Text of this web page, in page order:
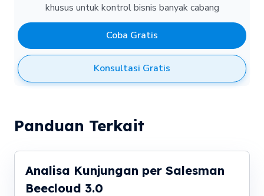
khusus untuk kontrol bisnis banyak cabang
Coba Gratis
Konsultasi Gratis
Panduan Terkait
Analisa Kunjungan per Salesman
Beecloud 3.0